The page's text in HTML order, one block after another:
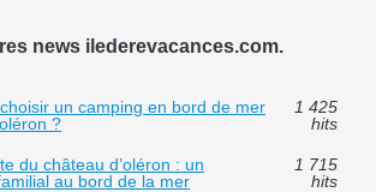
news ilederevacances.com.
un camping en bord de mer
?
1 425
hits
du château d’oléron : un
au bord de la mer
1 715
hits